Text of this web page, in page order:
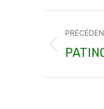
article
Article